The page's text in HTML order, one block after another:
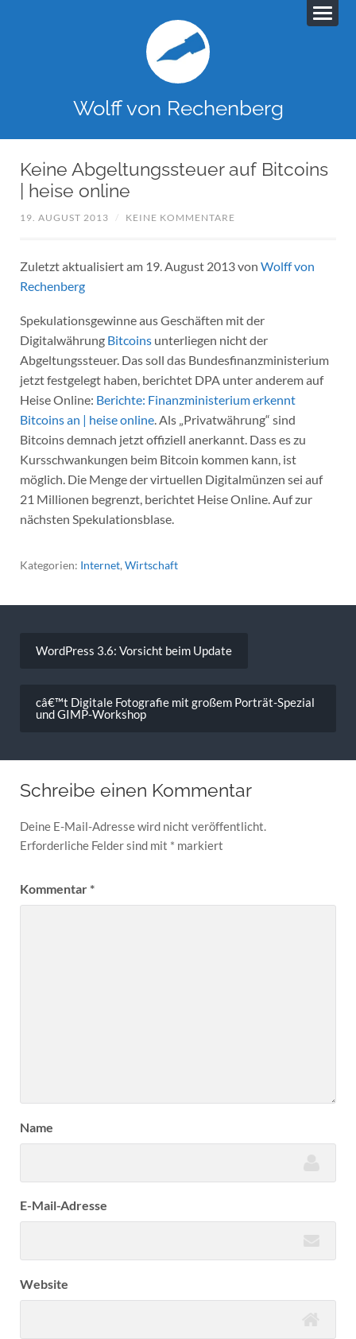
Wolff von Rechenberg
Keine Abgeltungssteuer auf Bitcoins
| heise online
19. AUGUST 2013 / KEINE KOMMENTARE
Zuletzt aktualisiert am 19. August 2013 von Wolff von
Rechenberg
Spekulationsgewinne aus Geschäften mit der
Digitalwährung Bitcoinsunterliegen nicht der
Abgeltungssteuer. Das soll das Bundesfinanzministerium
jetzt festgelegt haben, berichtet DPA unter anderem auf
Heise Online: Berichte: Finanzministerium erkennt
Bitcoins an | heise online. Als „Privatwährung“ sind
Bitcoins demnach jetzt offiziell anerkannt. Dass es zu
Kursschwankungen beim Bitcoin kommen kann, ist
möglich. Die Menge der virtuellen Digitalmünzen sei auf
21 Millionen begrenzt, berichtet Heise Online. Auf zur
nächsten Spekulationsblase.
Kategorien: Internet, Wirtschaft
WordPress 3.6: Vorsicht beim Update
câ€™t Digitale Fotografie mit großem Porträt-Spezial
und GIMP-Workshop
Schreibe einen Kommentar
Deine E-Mail-Adresse wird nicht veröffentlicht.
Erforderliche Felder sind mit * markiert
Kommentar*
Name
E-Mail-Adresse
Website